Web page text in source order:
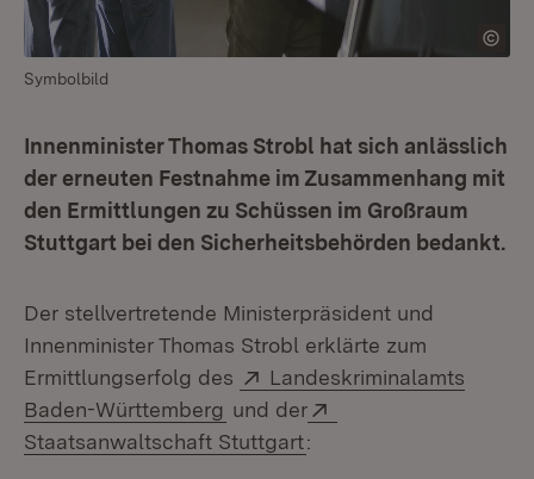
Symbolbild
Innenminister Thomas Strobl hat sich anlässlich
der erneuten Festnahme im Zusammenhang mit
den Ermittlungen zu Schüssen im Großraum
Stuttgart bei den Sicherheitsbehörden bedankt.
Der stellvertretende Ministerpräsident und
Innenminister Thomas Strobl erklärte zum
Ermittlungserfolg des
Extern:
Landeskriminalamts
Baden-Württemberg (Öffnet in neuem Fenster)
und der
Staatsanwaltschaft Stuttgart(Öffnet in neuem
: